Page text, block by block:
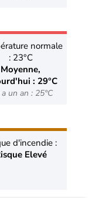
normale
: 23°C
Moyenne,
: 29°C
un an : 25°C
d'incendie :
Elevé